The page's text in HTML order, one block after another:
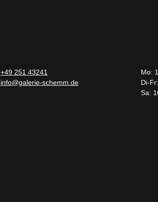
+49 251 43241
info@galerie-schemm.de
Mo:
Di-
Sa: